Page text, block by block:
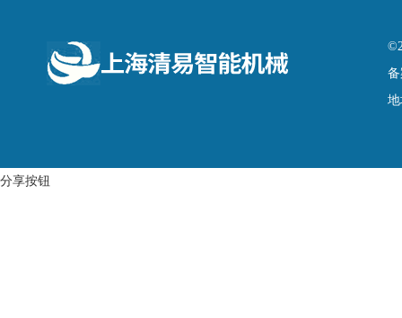
备
分享按钮